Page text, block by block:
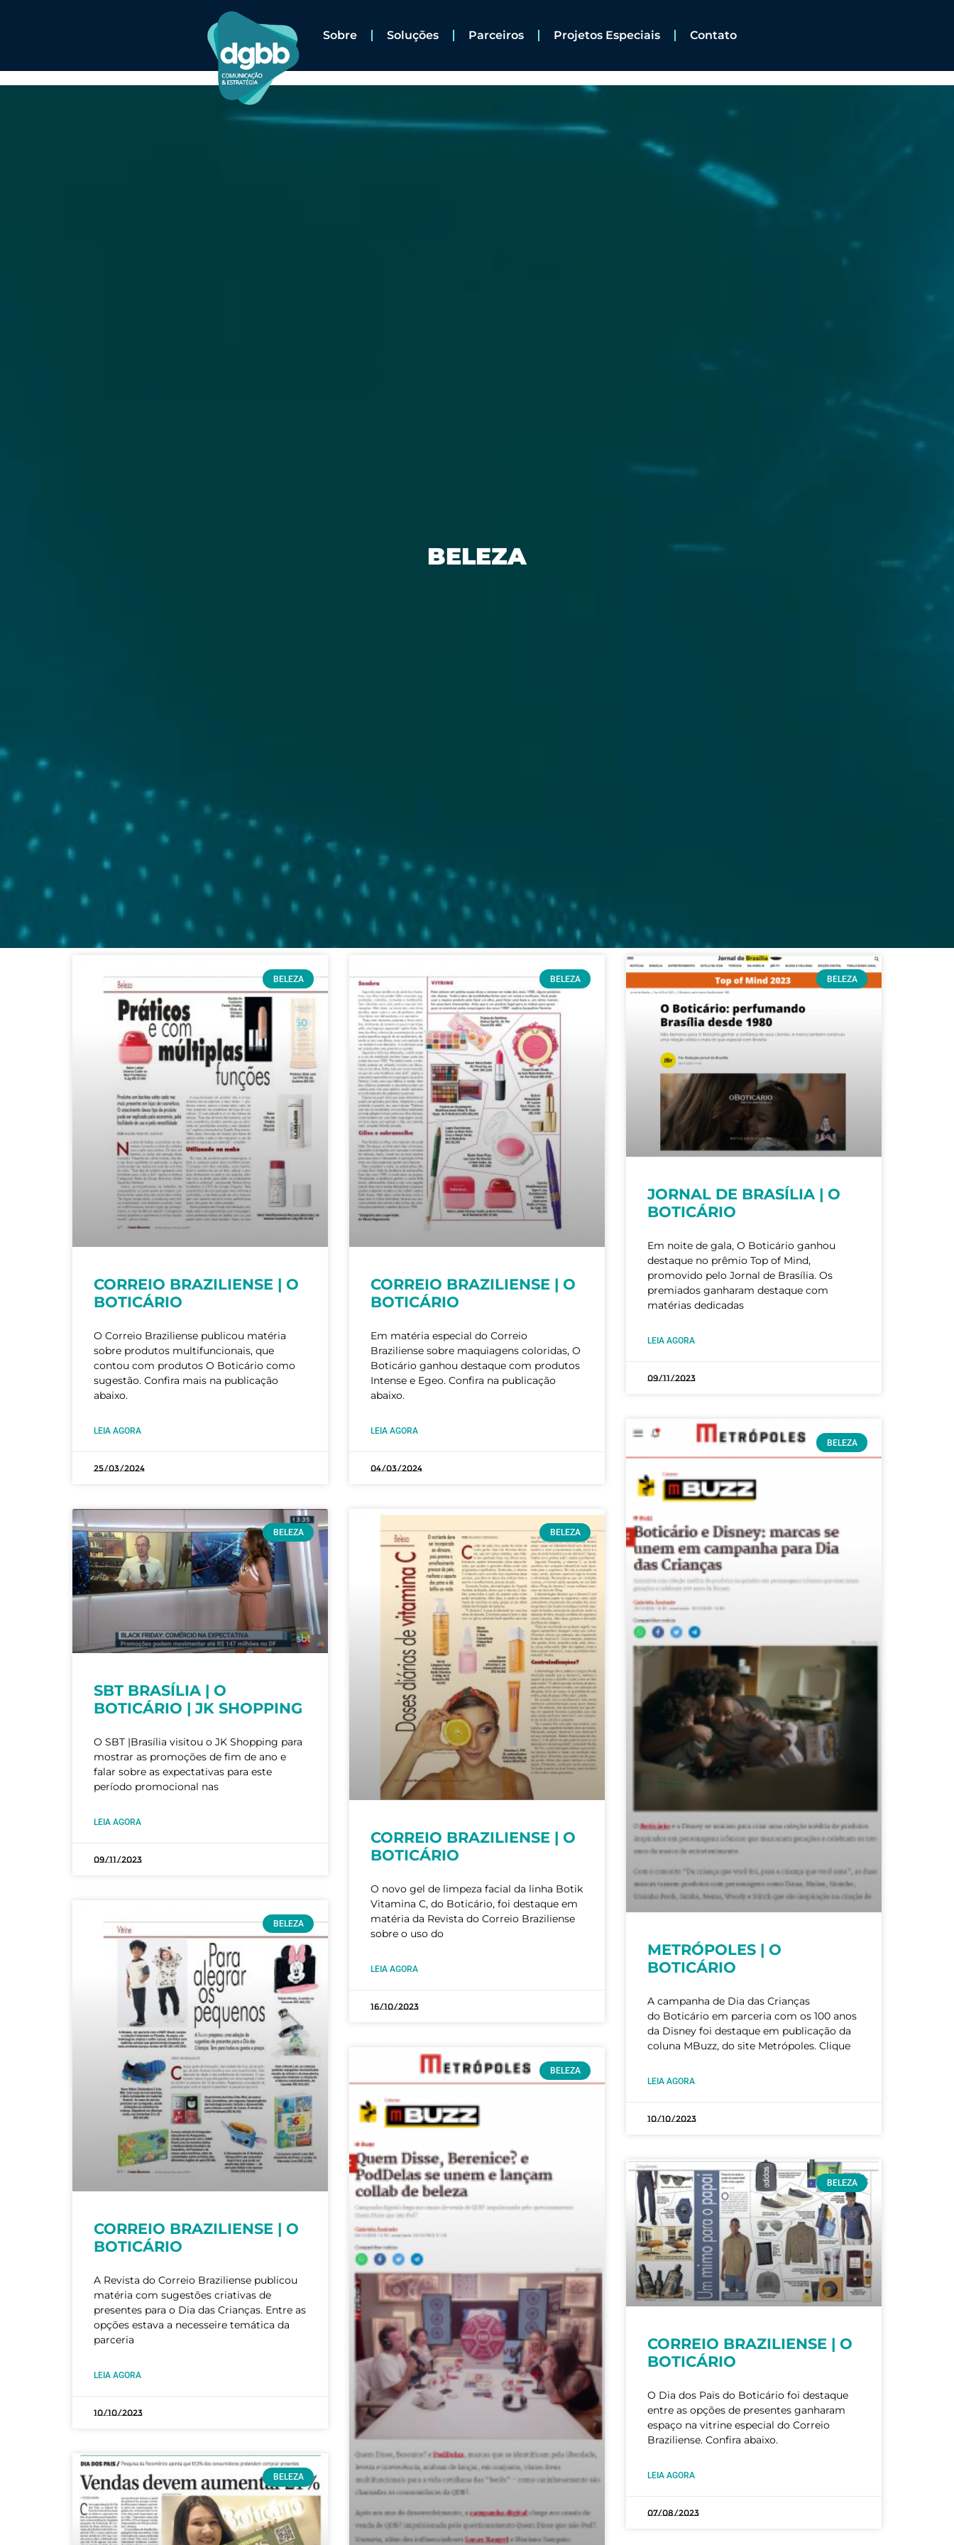
Sobre Soluções Parceiros Projetos Especiais Contato
BELEZA
BELEZA
CORREIO BRAZILIENSE | O
BOTICÁRIO
O Correio Braziliense publicou matéria
sobre produtos multifuncionais, que
contou com produtos O Boticário como
sugestão. Confira mais na publicação
abaixo.
LEIA AGORA
25/03/2024
BELEZA
CORREIO BRAZILIENSE | O
BOTICÁRIO
Em matéria especial do Correio
Braziliense sobre maquiagens coloridas, O
Boticário ganhou destaque com produtos
Intense e Egeo. Confira na publicação
abaixo.
LEIA AGORA
04/03/2024
BELEZA
JORNAL DE BRASÍLIA | O
BOTICÁRIO
Em noite de gala, O Boticário ganhou
destaque no prêmio Top of Mind,
promovido pelo Jornal de Brasília. Os
premiados ganharam destaque com
matérias dedicadas
LEIA AGORA
09/11/2023
BELEZA
SBT BRASÍLIA | O
BOTICÁRIO | JK SHOPPING
O SBT |Brasília visitou o JK Shopping para
mostrar as promoções de fim de ano e
falar sobre as expectativas para este
período promocional nas
LEIA AGORA
09/11/2023
BELEZA
CORREIO BRAZILIENSE | O
BOTICÁRIO
O novo gel de limpeza facial da linha Botik
Vitamina C, do Boticário, foi destaque em
matéria da Revista do Correio Braziliense
sobre o uso do
LEIA AGORA
16/10/2023
BELEZA
METRÓPOLES | O
BOTICÁRIO
A campanha de Dia das Crianças
do Boticário em parceria com os 100 anos
da Disney foi destaque em publicação da
coluna MBuzz, do site Metrópoles. Clique
LEIA AGORA
10/10/2023
BELEZA
CORREIO BRAZILIENSE | O
BOTICÁRIO
A Revista do Correio Braziliense publicou
matéria com sugestões criativas de
presentes para o Dia das Crianças. Entre as
opções estava a necesseire temática da
parceria
LEIA AGORA
10/10/2023
BELEZA
BELEZA
CORREIO BRAZILIENSE | O
BOTICÁRIO
O Dia dos Pais do Boticário foi destaque
entre as opções de presentes ganharam
espaço na vitrine especial do Correio
Braziliense. Confira abaixo.
LEIA AGORA
07/08/2023
BELEZA